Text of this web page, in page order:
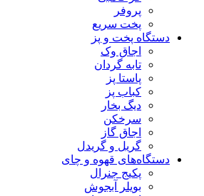
پروفر
پخت سریع
دستگاه‌ پخت و پز
اجاق وک
تابه گردان
پاستا پز
کباب پز
دیگ بخار
سرخکن
اجاق گاز
گریل و گریدل
دستگاه‌های قهوه و چای
پکیج جنرال
بویلر آبجوش